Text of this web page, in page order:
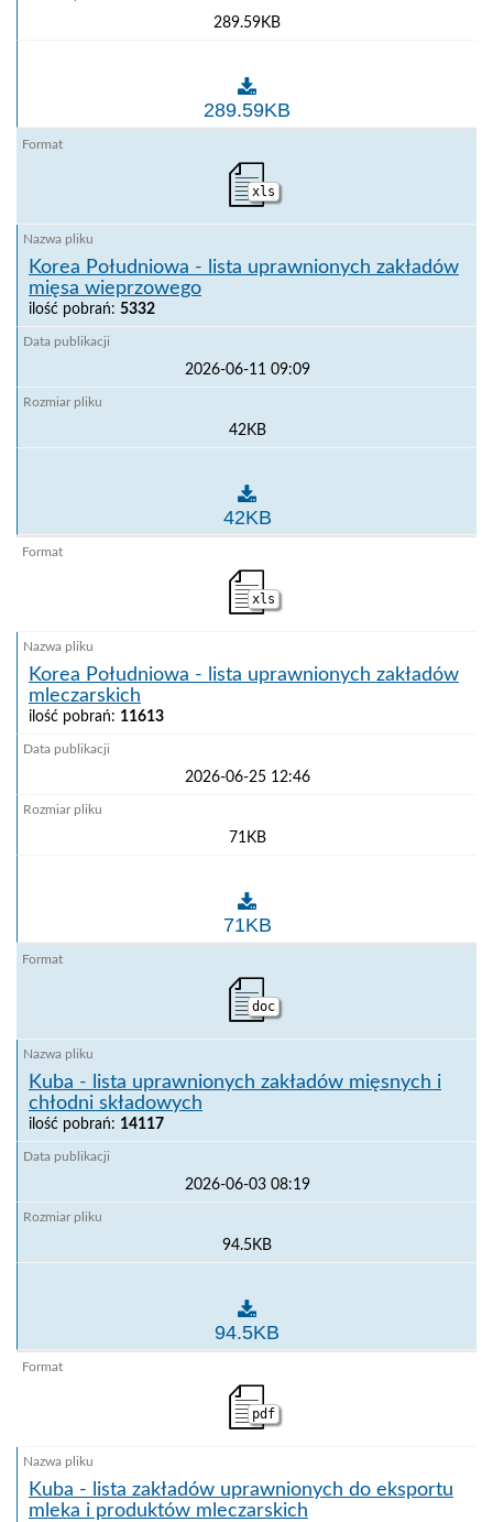
289.59KB
Kolumbia - lista uprawnionych zakładów
289.59KB
xls
Korea Południowa - lista uprawnionych zakładów
mięsa wieprzowego
ilość pobrań: 5332
2026-06-11 09:09
42KB
Korea Południowa - lista uprawnionych zakładów
42KB
xls
Korea Południowa - lista uprawnionych zakładów
mleczarskich
ilość pobrań: 11613
2026-06-25 12:46
71KB
Korea Południowa - lista uprawnionych zakładów
71KB
doc
Kuba - lista uprawnionych zakładów mięsnych i
chłodni składowych
ilość pobrań: 14117
2026-06-03 08:19
94.5KB
Kuba - lista uprawnionych zakładów mięsnych i
94.5KB
pdf
Kuba - lista zakładów uprawnionych do eksportu
mleka i produktów mleczarskich